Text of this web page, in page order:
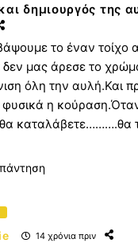
δημιουργός της
το έναν τοίχο
μας άρεσε το
όλη την αυλή.Και
η
καταλάβετε……….θα
14 χρόνια πριν